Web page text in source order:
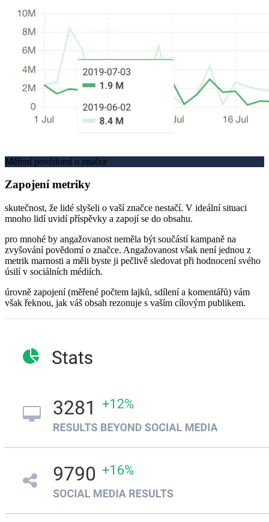
Měření povědomí o značce
Zapojení metriky
skutečnost, že lidé slyšeli o vaší značce nestačí. V ideální situaci
mnoho lidí uvidí příspěvky a zapojí se do obsahu.
pro mnohé by angažovanost neměla být součástí kampaně na
zvyšování povědomí o značce. Angažovanost však není jednou z
metrik marnosti a měli byste ji pečlivě sledovat při hodnocení svého
úsilí v sociálních médiích.
úrovně zapojení (měřené počtem lajků, sdílení a komentářů) vám
však řeknou, jak váš obsah rezonuje s vaším cílovým publikem.